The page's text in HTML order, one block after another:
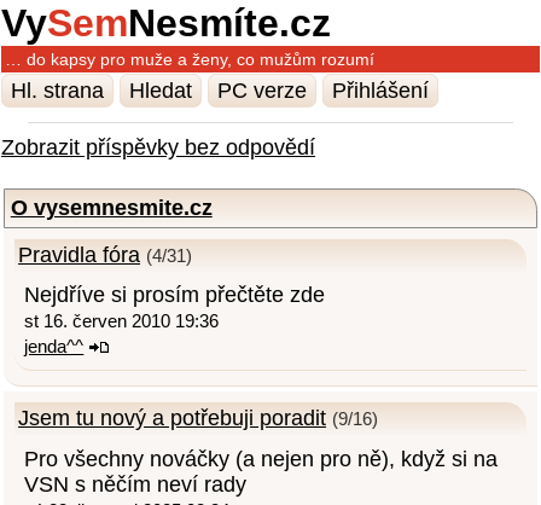
VySemNesmíte.cz
… do kapsy pro muže a ženy, co mužům rozumí
Hl. strana Hledat PC verze Přihlášení
Zobrazit příspěvky bez odpovědí
O vysemnesmite.cz
Pravidla fóra (4/31)
Nejdříve si prosím přečtěte zde
st 16. červen 2010 19:36
jenda^^
Jsem tu nový a potřebuji poradit (9/16)
Pro všechny nováčky (a nejen pro ně), když si na
VSN s něčím neví rady